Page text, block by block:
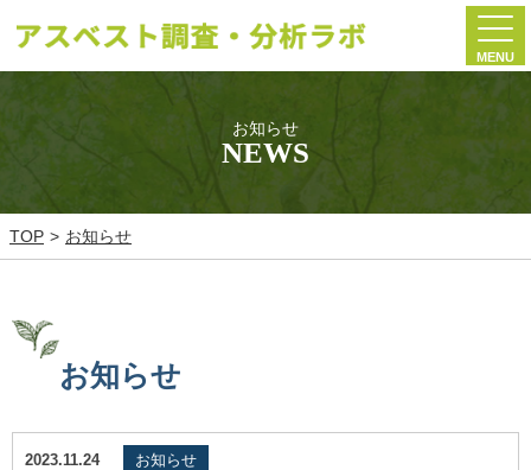
MENU
お知らせ
NEWS
TOP お知らせ
お知らせ
2023.11.24 お知らせ